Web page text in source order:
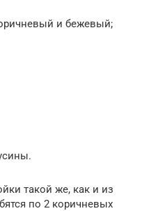
и бежевый;
такой же, как и из
по 2 коричневых